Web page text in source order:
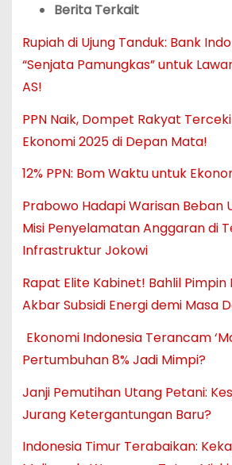
Berita Terkait
Rupiah di Ujung Tanduk: Bank
“Senjata Pamungkas” untuk
AS!
PPN Naik, Dompet Rakyat
Ekonomi 2025 di Depan Mata!
12% PPN: Bom Waktu untuk
Prabowo Hadapi Warisan Beban
Misi Penyelamatan Anggaran di
Infrastruktur Jokowi
Rapat Elite Kabinet! Bahlil
Akbar Subsidi Energi demi Masa
Ekonomi Indonesia Terancam
Pertumbuhan 8% Jadi Mimpi?
Janji Pemutihan Utang Petani:
Jurang Ketergantungan Baru?
Indonesia Timur Terabaikan: